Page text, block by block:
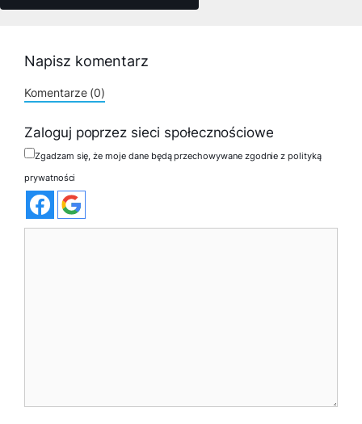
Napisz komentarz
Komentarze (0)
Zaloguj poprzez sieci społecznościowe
Zgadzam się, że moje dane będą przechowywane zgodnie z polityką
prywatności